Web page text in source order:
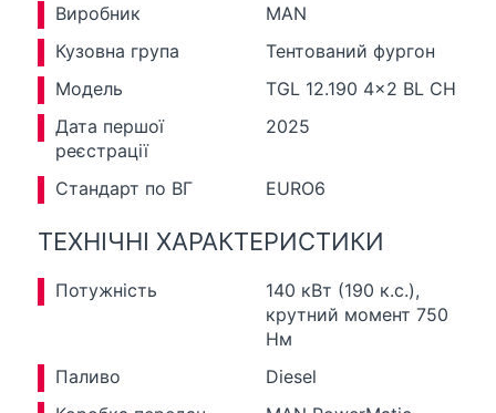
Виробник
MAN
Кузовна група
Тентований фургон
Модель
TGL 12.190 4x2 BL CH
Дата першої
реєстрації
2025
Стандарт по ВГ EURO6
ТЕХНІЧНІ ХАРАКТЕРИСТИКИ
Потужність
140 кВт (190 к.с.),
крутний момент 750
Нм
Паливо
Diesel